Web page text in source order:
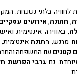
לחוויה בלתי נשכחת.
, חתונה,אירועים עסקיים
, באווירה אינטימית
מרגש, חתונה אינטימית,
קטנים עם המשפחה
גם ערבי הפרשת